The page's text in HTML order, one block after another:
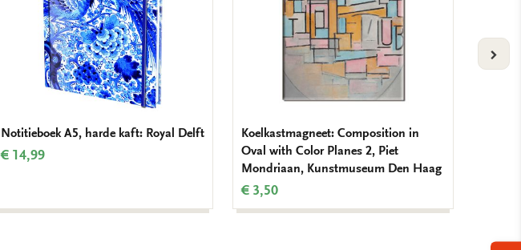
Notitieboek A5, harde kaft: Royal Delft
€ 14,99
Koelkastmagneet: Composition in
Oval with Color Planes 2, Piet
Mondriaan, Kunstmuseum Den Haag
€ 3,50